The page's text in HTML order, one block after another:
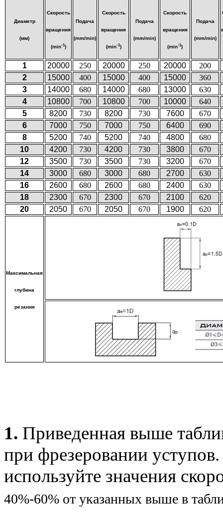
Диаметр
(мм)
Скорость
вращения
(min-1)
Подача
(mm/min)
Скорость
вращения
(min-1)
Подача
(mm/min)
Скорость
вращения
(min-1)
Подача
(mm/min)
1 20000 250 20000 250 20000 200
2
15000 400 15000 400 15000 360
3
14000 680 14000 680 13000 630
4
10800 700 10800 700 10000
640
5
8200 730 8200 730 7600
670
6
7000 750 7000 750 6400
690
8
5200 740 5200 740 4800
680
10
4200 730 4200 730 3800
670
12
3500 730 3500 730 3200
670
14
3000 680 3000 680 2700
630
16
2600 680 2600 680 2400
630
18
2300 670 2300 670 2100
620
20
2050 670 2050 670 1900 620
Максимальная
глубина
резания
1. Приведенная выше
при фрезеровании
используйте значения
40%-60% от указанных выше в